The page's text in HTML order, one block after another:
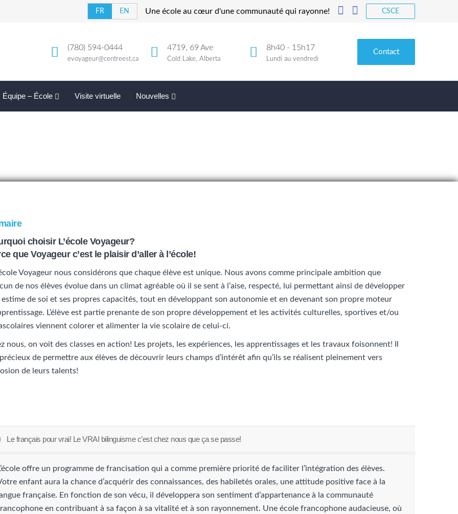
FR EN Une école au cœur d'une communauté qui rayonne! CSCE
(780) 594-0444
evoyageur@centreest.ca
4719, 69 Ave
Cold Lake, Alberta
8h40 - 15h17
Lundi au vendredi
Contact
Équipe – École Visite virtuelle Nouvelles
choisir L’école Voyageur?
que Voyageur c’est le plaisir d’aller à l’école!
Voyageur nous considérons que chaque élève est unique. Nous avons comme principale ambition que
de nos élèves évolue dans un climat agréable où il se sent à l’aise, respecté, lui permettant ainsi de développer
estime de soi et ses propres capacités, tout en développant son autonomie et en devenant son propre moteur
L’élève est partie prenante de son propre développement et les activités culturelles, sportives et/ou
viennent colorer et alimenter la vie scolaire de celui-ci.
nous, on voit des classes en action! Les projets, les expériences, les apprentissages et les travaux foisonnent! Il
de permettre aux élèves de découvrir leurs champs d’intérêt afin qu’ils se réalisent pleinement vers
de leurs talents!
Le français pour vrai! Le VRAI bilinguisme c’est chez nous que ça se passe!
offre un programme de francisation qui a comme première priorité de faciliter l’intégration des élèves.
enfant aura la chance d’acquérir des connaissances, des habiletés orales, une attitude positive face à la
française. En fonction de son vécu, il développera son sentiment d’appartenance à la communauté
en contribuant à sa façon à sa vitalité et à son rayonnement. Une école francophone audacieuse, où